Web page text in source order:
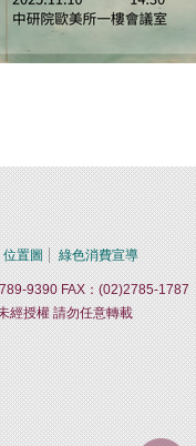
位置圖 綠色消費宣導
9390 FAX：(02)2785-1787
經授權 請勿任意轉載